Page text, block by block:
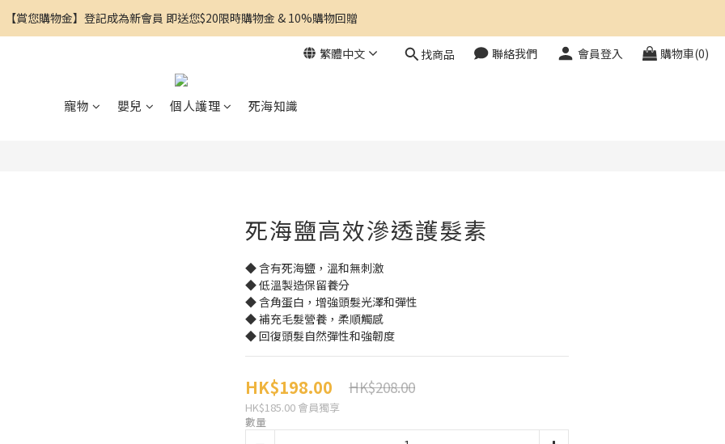
【賞您購物金】登記成為新會員 即送您$20限時購物金 & 10%購物回贈
繁體中文 找商品 聯絡我們 會員登入 購物車(0)
寵物 嬰兒 個人護理 死海知識
死海鹽高效滲透護髮素
◆ 含有死海鹽，溫和無刺激
◆ 低溫製造保留養分
◆ 含角蛋白，增強頭髮光澤和彈性
◆ 補充毛髮營養，柔順觸感
◆ 回復頭髮自然彈性和強韌度
HK$198.00 HK$208.00
HK$185.00 會員獨享
數量
立即購買